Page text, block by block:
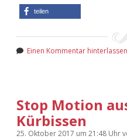
teilen
Einen Kommentar hinterlassen
Stop Motion
Kürbissen
25. Oktober 2017 um 21:48 Uhr